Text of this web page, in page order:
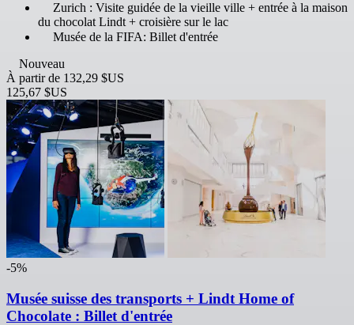
Zurich : Visite guidée de la vieille ville + entrée à la maison
du chocolat Lindt + croisière sur le lac
Musée de la FIFA: Billet d'entrée
Nouveau
À partir de 132,29 $US
125,67 $US
-5%
Musée suisse des transports + Lindt Home of
Chocolate : Billet d'entrée